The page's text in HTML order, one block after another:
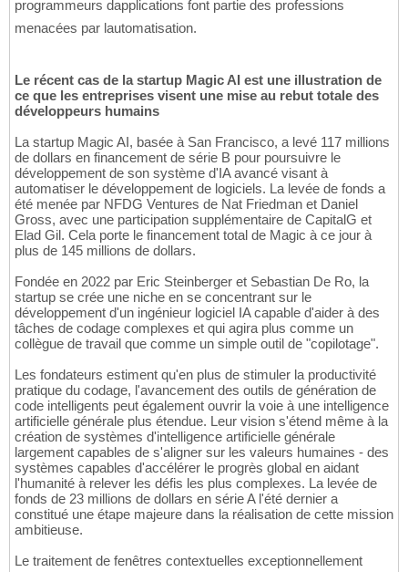
programmeurs dapplications font partie des professions
menacées par lautomatisation.
Le récent cas de la startup Magic AI est une illustration de
ce que les entreprises visent une mise au rebut totale des
développeurs humains
La startup Magic AI, basée à San Francisco, a levé 117 millions
de dollars en financement de série B pour poursuivre le
développement de son système d'IA avancé visant à
automatiser le développement de logiciels. La levée de fonds a
été menée par NFDG Ventures de Nat Friedman et Daniel
Gross, avec une participation supplémentaire de CapitalG et
Elad Gil. Cela porte le financement total de Magic à ce jour à
plus de 145 millions de dollars.
Fondée en 2022 par Eric Steinberger et Sebastian De Ro, la
startup se crée une niche en se concentrant sur le
développement d'un ingénieur logiciel IA capable d'aider à des
tâches de codage complexes et qui agira plus comme un
collègue de travail que comme un simple outil de "copilotage".
Les fondateurs estiment qu'en plus de stimuler la productivité
pratique du codage, l'avancement des outils de génération de
code intelligents peut également ouvrir la voie à une intelligence
artificielle générale plus étendue. Leur vision s'étend même à la
création de systèmes d'intelligence artificielle générale
largement capables de s'aligner sur les valeurs humaines - des
systèmes capables d'accélérer le progrès global en aidant
l'humanité à relever les défis les plus complexes. La levée de
fonds de 23 millions de dollars en série A l'été dernier a
constitué une étape majeure dans la réalisation de cette mission
ambitieuse.
Le traitement de fenêtres contextuelles exceptionnellement